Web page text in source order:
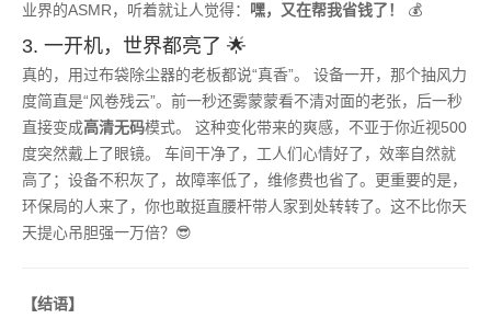
业界的ASMR，听着就让人觉得： 嘿，又在帮我省钱了！ 💰
3. 一开机，世界都亮了 🌟
真的，用过布袋除尘器的老板都说“真香”。 设备一开，那个抽风力
度简直是“风卷残云”。前一秒还雾蒙蒙看不清对面的老张，后一秒
直接变成高清无码模式。 这种变化带来的爽感，不亚于你近视500
度突然戴上了眼镜。 车间干净了，工人们心情好了，效率自然就
高了；设备不积灰了，故障率低了，维修费也省了。更重要的是，
环保局的人来了，你也敢挺直腰杆带人家到处转转了。这不比你天
天提心吊胆强一万倍？😎
【结语】